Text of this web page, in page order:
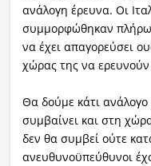
ανάλογη έρευνα. Οι
συμμορφώθηκαν
να έχει απαγορεύσει
χώρας της να
Θα δούμε κάτι ανάλογο
συμβαίνει και στη
δεν θα συμβεί ούτε
ανευθυνοϋπεύθυνοι